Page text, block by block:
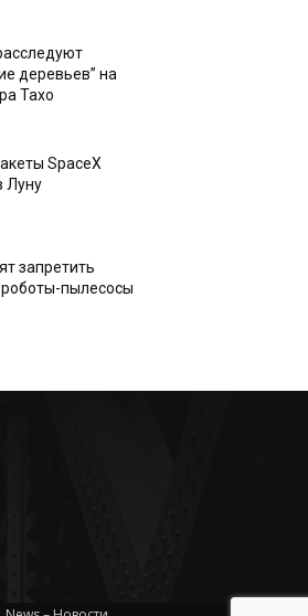
деревьев” на
Тахо
SpaceX
Луну
запретить
роботы-пылесосы